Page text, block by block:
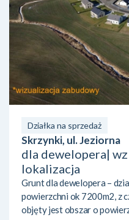
Działka na sprzedaż
Skrzynki, ul. Jeziorna
dla dewelopera|
lokalizacja
Grunt dla dewelopera –
powierzchni ok 7200m2, z
objęty jest obszar o